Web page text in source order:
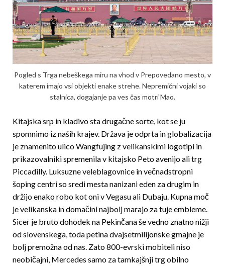
Pogled s Trga nebeškega miru na vhod v Prepovedano mesto, v
katerem imajo vsi objekti enake strehe. Nepremični vojaki so
stalnica, dogajanje pa ves čas motri Mao.
Kitajska srp in kladivo sta drugačne sorte, kot se ju
spomnimo iz naših krajev. Država je odprta in globalizacija
je znamenito ulico Wangfujing z velikanskimi logotipi in
prikazovalniki spremenila v kitajsko Peto avenijo ali trg
Piccadilly. Luksuzne veleblagovnice in večnadstropni
šoping centri so sredi mesta nanizani eden za drugim in
držijo enako robo kot oni v Vegasu ali Dubaju. Kupna moč
je velikanska in domačini najbolj marajo za tuje embleme.
Sicer je bruto dohodek na Pekinčana še vedno znatno nižji
od slovenskega, toda petina dvajsetmilijonske gmajne je
bolj premožna od nas. Zato 800-evrski mobiteli niso
neobičajni, Mercedes samo za tamkajšnji trg obilno